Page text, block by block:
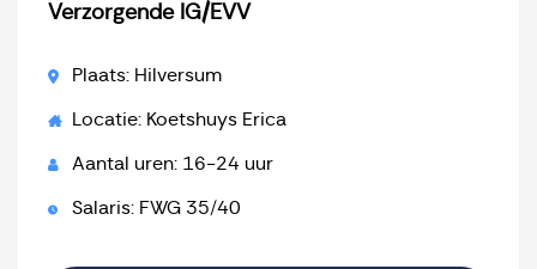
Verzorgende IG/EVV
Plaats: Hilversum
Locatie: Koetshuys Erica
Aantal uren: 16-24 uur
Salaris: FWG 35/40